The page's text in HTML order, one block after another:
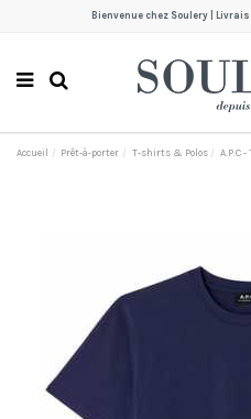
Bienvenue chez Soulery |
Accueil Prêt-à-porter T-shirts & Polos A.P.C